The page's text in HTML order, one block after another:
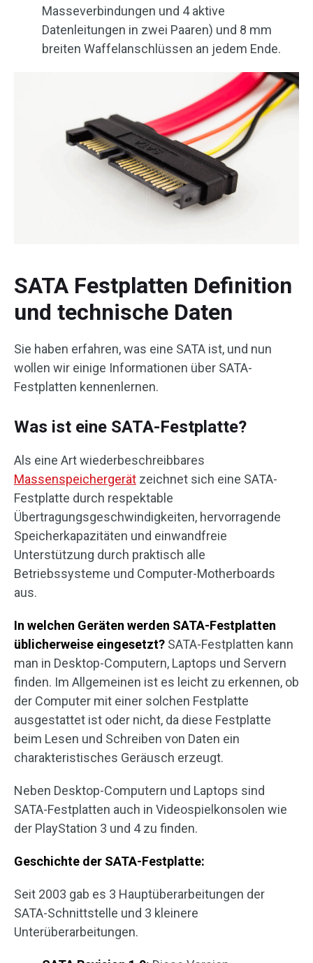
Masseverbindungen und 4 aktive
Datenleitungen in zwei Paaren) und 8 mm
breiten Waffelanschlüssen an jedem Ende.
SATA Festplatten Definition
und technische Daten
Sie haben erfahren, was eine SATA ist, und nun
wollen wir einige Informationen über SATA-
Festplatten kennenlernen.
Was ist eine SATA-Festplatte?
Als eine Art wiederbeschreibbares
Massenspeichergerät zeichnet sich eine SATA-
Festplatte durch respektable
Übertragungsgeschwindigkeiten, hervorragende
Speicherkapazitäten und einwandfreie
Unterstützung durch praktisch alle
Betriebssysteme und Computer-Motherboards
aus.
In welchen Geräten werden SATA-Festplatten
üblicherweise eingesetzt? SATA-Festplatten kann
man in Desktop-Computern, Laptops und Servern
finden. Im Allgemeinen ist es leicht zu erkennen, ob
der Computer mit einer solchen Festplatte
ausgestattet ist oder nicht, da diese Festplatte
beim Lesen und Schreiben von Daten ein
charakteristisches Geräusch erzeugt.
Neben Desktop-Computern und Laptops sind
SATA-Festplatten auch in Videospielkonsolen wie
der PlayStation 3 und 4 zu finden.
Geschichte der SATA-Festplatte:
Seit 2003 gab es 3 Hauptüberarbeitungen der
SATA-Schnittstelle und 3 kleinere
Unterüberarbeitungen.